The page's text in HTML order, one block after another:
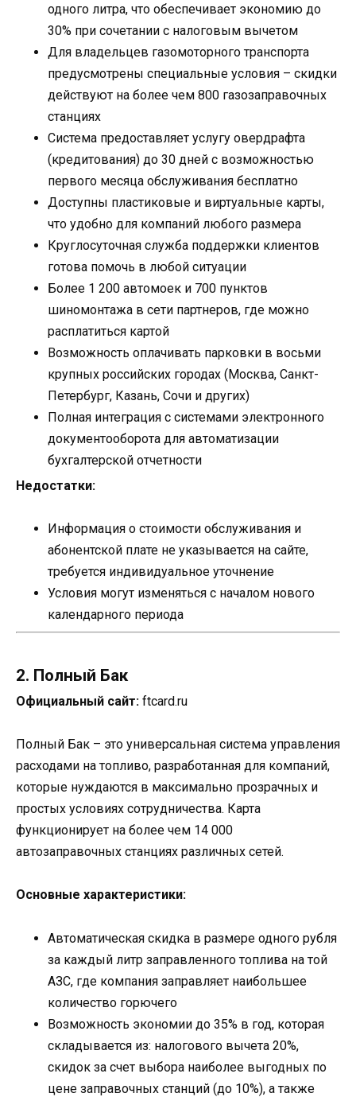
одного литра, что обеспечивает экономию до
30% при сочетании с налоговым вычетом
Для владельцев газомоторного транспорта
предусмотрены специальные условия – скидки
действуют на более чем 800 газозаправочных
станциях
Система предоставляет услугу овердрафта
(кредитования) до 30 дней с возможностью
первого месяца обслуживания бесплатно
Доступны пластиковые и виртуальные карты,
что удобно для компаний любого размера
Круглосуточная служба поддержки клиентов
готова помочь в любой ситуации
Более 1 200 автомоек и 700 пунктов
шиномонтажа в сети партнеров, где можно
расплатиться картой
Возможность оплачивать парковки в восьми
крупных российских городах (Москва, Санкт-
Петербург, Казань, Сочи и других)
Полная интеграция с системами электронного
документооборота для автоматизации
бухгалтерской отчетности
Недостатки:
Информация о стоимости обслуживания и
абонентской плате не указывается на сайте,
требуется индивидуальное уточнение
Условия могут изменяться с началом нового
календарного периода
2. Полный Бак
Официальный сайт: ftcard.ru
Полный Бак – это универсальная система управления
расходами на топливо, разработанная для компаний,
которые нуждаются в максимально прозрачных и
простых условиях сотрудничества. Карта
функционирует на более чем 14 000
автозаправочных станциях различных сетей.
Основные характеристики:
Автоматическая скидка в размере одного рубля
за каждый литр заправленного топлива на той
АЗС, где компания заправляет наибольшее
количество горючего
Возможность экономии до 35% в год, которая
складывается из: налогового вычета 20%,
скидок за счет выбора наиболее выгодных по
цене заправочных станций (до 10%), а также